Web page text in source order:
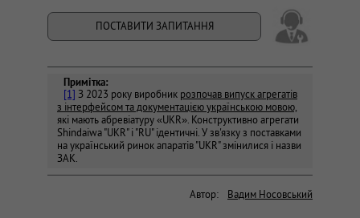
ПОСТАВИТИ ЗАПИТАННЯ
Примітка:
[1] З 2023 року виробник розпочав випуск агрегатів
з інтерфейсом та документацією українською мовою,
які мають абревіатуру «UKR». Конструктивно агрегати
Shindaiwa "UKR" і "RU" ідентичні. У зв'язку з поставками
на український ринок апаратів "UKR" змінилися і назви
ЗАК.
Автор: Вадим Носовський